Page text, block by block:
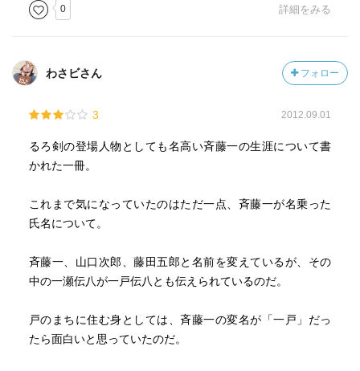
0 詳細をみる
わさビさん フォロー
3 2012.09.01
るろ剣の登場人物としても名高い斉藤一の生涯について書
かれた一冊。
これまで気になっていたのはただ一点、斉藤一が名乗った
氏名について。
斉藤一、山口次郎、藤田五郎と名前を変えているが、その
中の一瀬伝八が一戸伝八とも伝えられているのだ。
戸のまちに住む身としては、斉藤一の変名が「一戸」だっ
たら面白いと思っていたのだ。